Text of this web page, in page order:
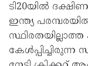
ടി20യില്‍
ഇന്ത്യ